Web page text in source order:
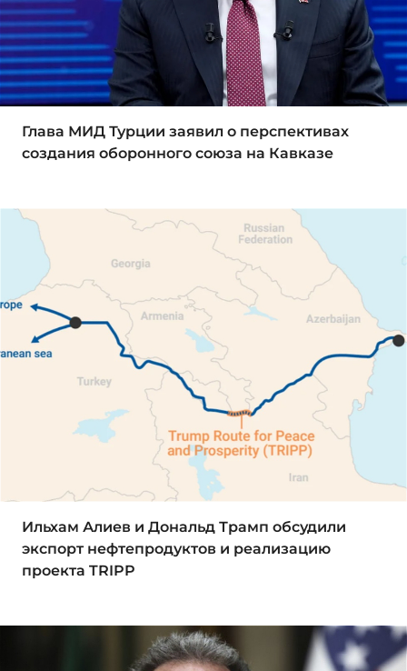
Глава МИД Турции заявил о перспективах
создания оборонного союза на Кавказе
Ильхам Алиев и Дональд Трамп обсудили
экспорт нефтепродуктов и реализацию
проекта TRIPP